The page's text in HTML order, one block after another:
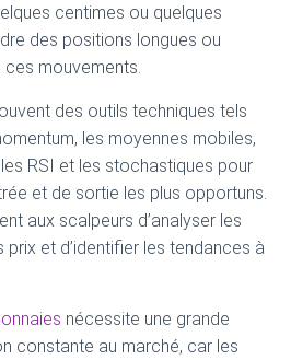
centimes ou quelques
des positions longues ou
mouvements.
des outils techniques tels
les moyennes mobiles,
RSI et les stochastiques pour
et de sortie les plus opportuns.
aux scalpeurs d’analyser les
et d’identifier les tendances à
nécessite une grande
constante au marché, car les